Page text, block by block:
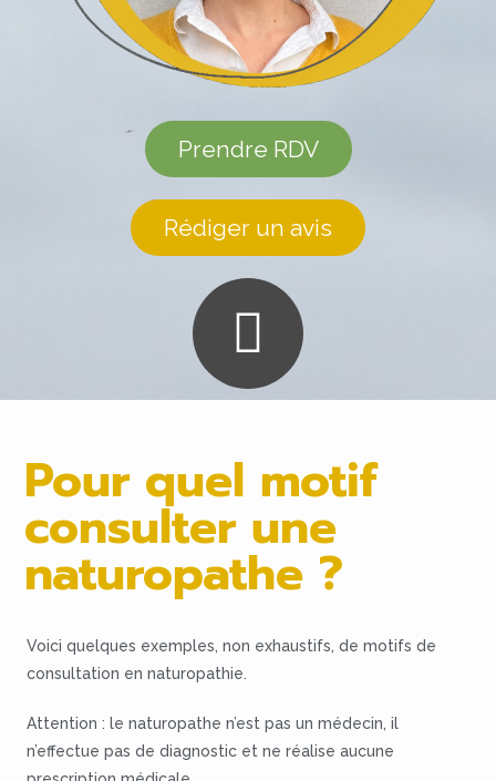
Prendre RDV
Rédiger un avis
Pour quel motif
consulter une
naturopathe ?
Voici quelques exemples, non exhaustifs, de motifs de
consultation en naturopathie.
Attention : le naturopathe n’est pas un médecin, il
n’effectue pas de diagnostic et ne réalise aucune